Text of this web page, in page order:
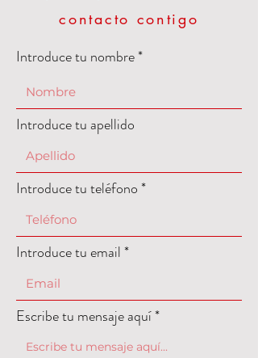
contacto contigo
Introduce tu nombre
Introduce tu apellido
Introduce tu teléfono
Introduce tu email
Escribe tu mensaje aquí